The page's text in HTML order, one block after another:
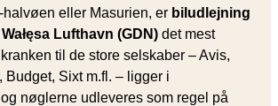
halvøen eller Masurien, er biludlejning
Lufthavn (GDN) det mest
til de store selskaber – Avis,
Budget, Sixt m.fl. – ligger i
nøglerne udleveres som regel på